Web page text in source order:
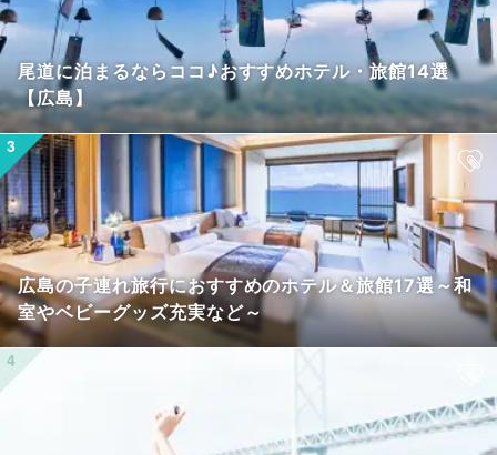
尾道に泊まるならココ♪おすすめホテル・旅館14選
【広島】
広島の子連れ旅行におすすめのホテル＆旅館17選～和
室やベビーグッズ充実など～